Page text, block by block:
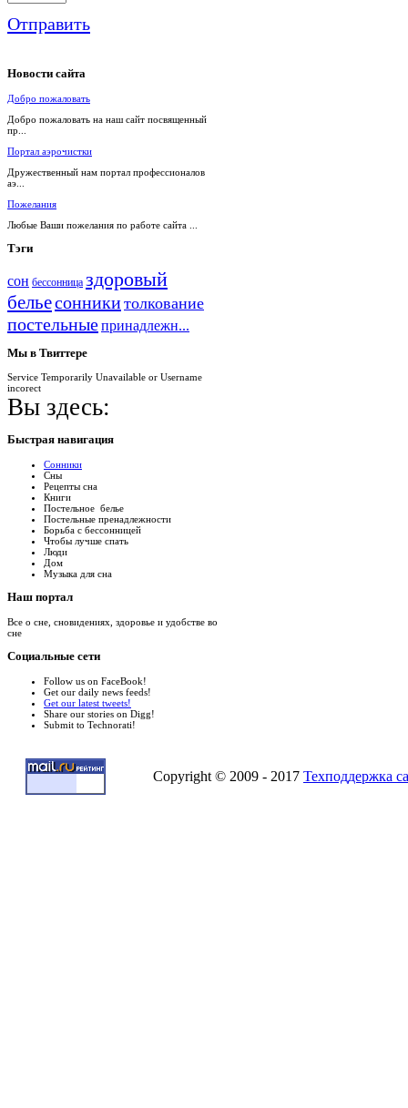
Отправить
Новости сайта
Добро пожаловать
Добро пожаловать на наш сайт посвященный
пр...
Портал аэрочистки
Дружественный нам портал профессионалов
аэ...
Пожелания
Любые Ваши пожелания по работе сайта ...
Тэги
сон бессонница здоровый
бельесонникитолкование
постельныепринадлежн...
Мы в Твиттере
Service Temporarily Unavailable or Username
incorect
Вы здесь:
Быстрая навигация
Сонники
Сны
Рецепты сна
Книги
Постельное белье
Постельные пренадлежности
Борьба с бессонницей
Чтобы лучше спать
Люди
Дом
Музыка для сна
Наш портал
Все о сне, сновидениях, здоровье и удобстве во
сне
Социальные сети
Follow us on FaceBook!
Get our daily news feeds!
Get our latest tweets!
Share our stories on Digg!
Submit to Technorati!
Copyright © 2009 - 2017 Техподдержка